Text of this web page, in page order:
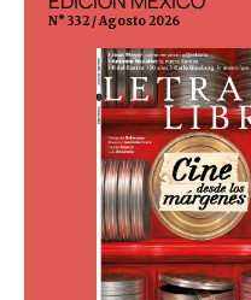
N° 332 / Agosto 2026